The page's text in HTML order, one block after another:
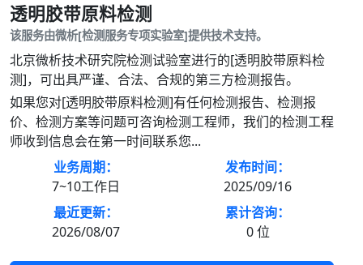
透明胶带原料检测
该服务由微析[检测服务专项实验室]提供技术支持。
北京微析技术研究院检测试验室进行的[透明胶带原料检
测]，可出具严谨、合法、合规的第三方检测报告。
如果您对[透明胶带原料检测]有任何检测报告、检测报
价、检测方案等问题可咨询检测工程师，我们的检测工程
师收到信息会在第一时间联系您...
业务周期：
7~10工作日
发布时间：
2025/09/16
最近更新：
2026/08/07
累计咨询：
0位